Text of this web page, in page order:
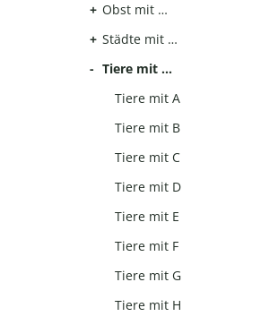
Obst mit …
Städte mit …
Tiere mit …
Tiere mit A
Tiere mit B
Tiere mit C
Tiere mit D
Tiere mit E
Tiere mit F
Tiere mit G
Tiere mit H